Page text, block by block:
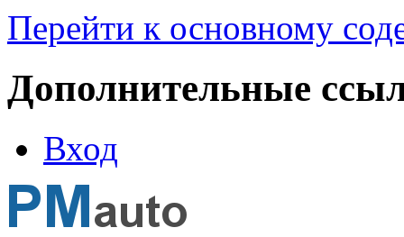
Перейти к основному
Дополнительные
Вход